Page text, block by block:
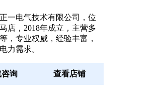
一电气技术有限公司，位
店，2018年成立，主营多
，专业权威，经验丰富，
力需求。
询 查看店铺